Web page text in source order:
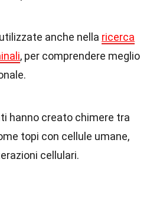
anche nella ricerca
, per comprendere meglio
hanno creato chimere tra
topi con cellule umane,
cellulari.